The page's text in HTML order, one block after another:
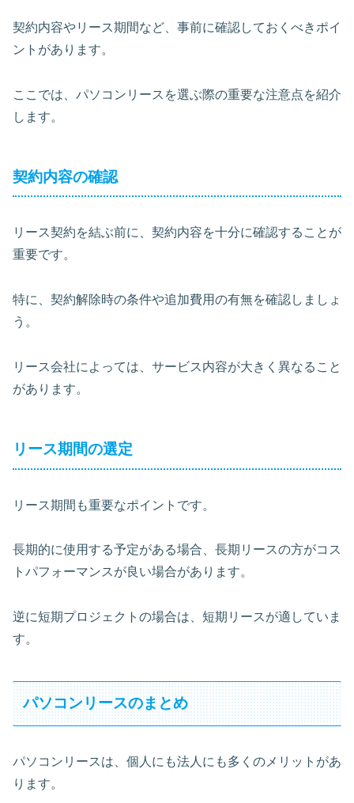
契約内容やリース期間など、事前に確認しておくべきポイ
ントがあります。
ここでは、パソコンリースを選ぶ際の重要な注意点を紹介
します。
契約内容の確認
リース契約を結ぶ前に、契約内容を十分に確認することが
重要です。
特に、契約解除時の条件や追加費用の有無を確認しましょ
う。
リース会社によっては、サービス内容が大きく異なること
があります。
リース期間の選定
リース期間も重要なポイントです。
長期的に使用する予定がある場合、長期リースの方がコス
トパフォーマンスが良い場合があります。
逆に短期プロジェクトの場合は、短期リースが適していま
す。
パソコンリースのまとめ
パソコンリースは、個人にも法人にも多くのメリットがあ
ります。